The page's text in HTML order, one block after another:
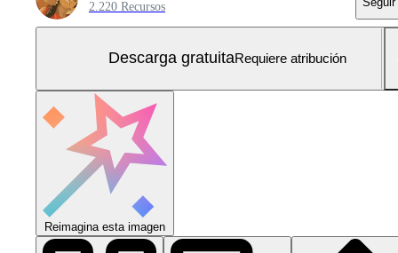
2.220 Recursos
Descarga gratuitaRequiere atribución
Reimagina esta imagen